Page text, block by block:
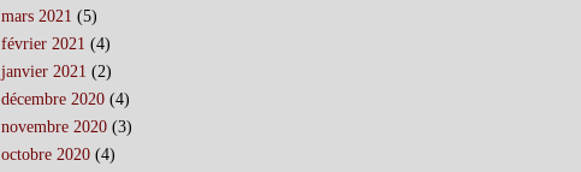
mars 2021 (5)
février 2021 (4)
janvier 2021 (2)
décembre 2020 (4)
novembre 2020 (3)
octobre 2020 (4)